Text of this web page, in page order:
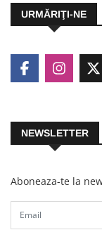
URMĂRIŢI-NE
NEWSLETTER
Aboneaza-te la